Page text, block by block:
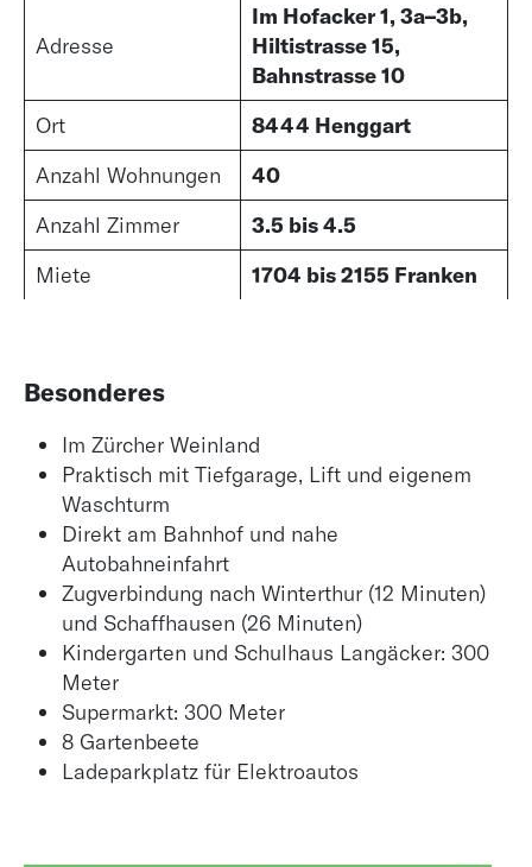
Adresse
Im Hofacker 1, 3a–3b,
Hiltistrasse 15,
Bahnstrasse 10
Ort
8444 Henggart
Anzahl Wohnungen
40
Anzahl Zimmer
3.5 bis 4.5
Miete
1704 bis 2155 Franken
Besonderes
Im Zürcher Weinland
Praktisch mit Tiefgarage, Lift und eigenem
Waschturm
Direkt am Bahnhof und nahe
Autobahneinfahrt
Zugverbindung nach Winterthur (12 Minuten)
und Schaffhausen (26 Minuten)
Kindergarten und Schulhaus Langäcker: 300
Meter
Supermarkt: 300 Meter
8 Gartenbeete
Ladeparkplatz für Elektroautos